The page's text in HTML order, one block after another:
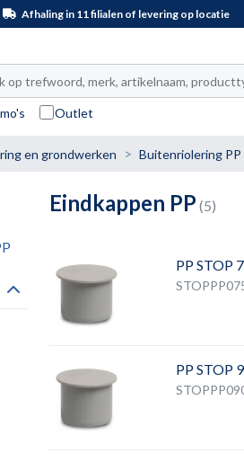
Afhaling in 11 filialen of levering op locatie
Outlet
en grondwerken Buitenriolering PP
Eindkappen PP (5)
PP STOP
PP STOP